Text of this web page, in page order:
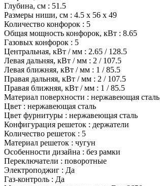
Глубина, см : 51.5
Размеры ниши, см : 4.5 х 56 х 49
Количество конфорок : 5
Общая мощность конфорок, кВт : 8.65
Газовых конфорок : 5
Центральная, кВт / мм : 2.65 / 128.5
Левая дальняя, кВт / мм : 2 / 107.5
Левая ближняя, кВт / мм : 1 / 85.5
Правая дальняя, кВт / мм : 2 / 107.5
Правая ближняя, кВт / мм : 1 / 85.5
Материал поверхности : нержавеющая сталь
Цвет : нержавеющая сталь
Цвет фурнитуры : нержавеющая сталь
Конфигурация решеток : держатели
Количество решеток : 5
Материал решеток : чугун
Особенности дизайна : без рамки
Переключатели : поворотные
Электроподжиг : Да
Газ-контроль : Да